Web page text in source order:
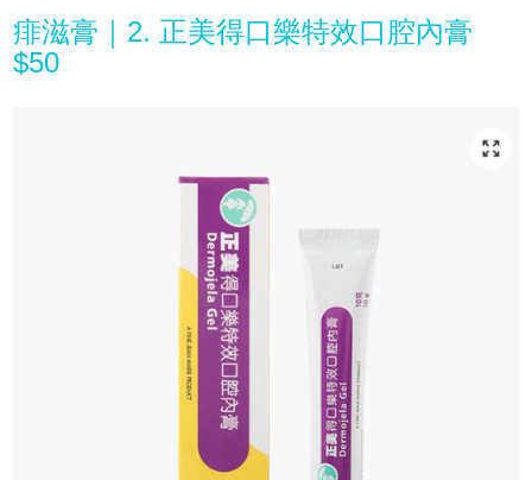
痱滋膏｜2. 正美得口樂特效口腔內膏
$50